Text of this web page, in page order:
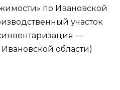
по Ивановской
участок
—
области)